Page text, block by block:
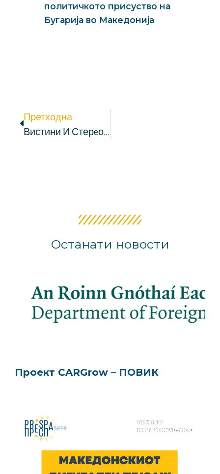
политичкото присуство на
Бугарија во Македонија
Претходна
Вистини И Стерeотипи: „Ќе Менуваме Ли Историја За Парно?“
Останати новости
Проект CARGrow – ПОВИК